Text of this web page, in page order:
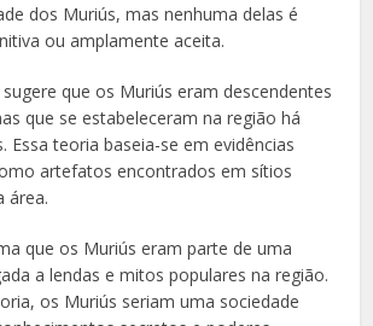
dos Muriús, mas nenhuma delas é
ou amplamente aceita.
que os Muriús eram descendentes
que se estabeleceram na região há
Essa teoria baseia-se em evidências
artefatos encontrados em sítios
área.
que os Muriús eram parte de uma
a lendas e mitos populares na região.
os Muriús seriam uma sociedade